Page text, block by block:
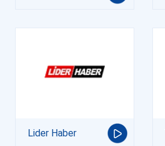
Lider Haber